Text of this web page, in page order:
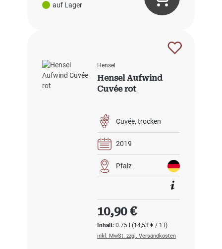
auf Lager
Hensel
Hensel Aufwind
Cuvée rot
Cuvée trocken
2019
Pfalz
Inhalt:0.75 l(14,53 € / 1 l)
Regulärer Preis:
10,90 €
inkl. MwSt. zzgl. Versandkosten